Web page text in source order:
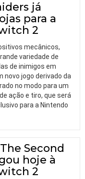
já
para a
2
mecânicos,
variedade de
de inimigos em
novo jogo derivado da
no modo para um
ação e tiro, que será
para a Nintendo
Second
hoje à
2